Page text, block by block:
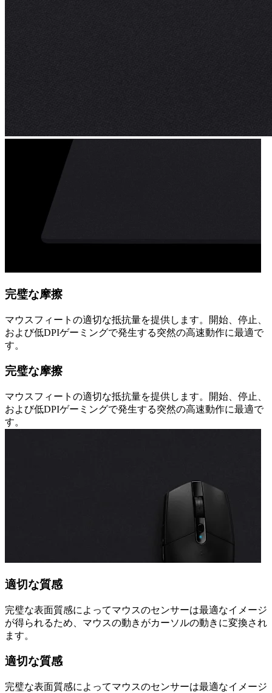
完璧な摩擦
マウスフィートの適切な抵抗量を提供します。開始、停止、
および低DPIゲーミングで発生する突然の高速動作に最適で
す。
完璧な摩擦
マウスフィートの適切な抵抗量を提供します。開始、停止、
および低DPIゲーミングで発生する突然の高速動作に最適で
す。
適切な質感
完璧な表面質感によってマウスのセンサーは最適なイメージ
が得られるため、マウスの動きがカーソルの動きに変換され
ます。
適切な質感
完璧な表面質感によってマウスのセンサーは最適なイメージ